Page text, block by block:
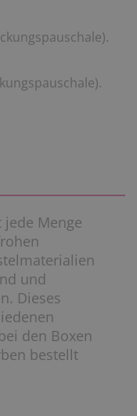
jede Menge
und
Dieses
den Boxen
bestellt